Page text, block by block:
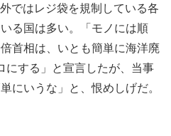
ではレジ袋を規制している各
る国は多い。「モノには順
首相は、いとも簡単に海洋廃
する」と宣言したが、当事
にいうな」と、恨めしげだ。